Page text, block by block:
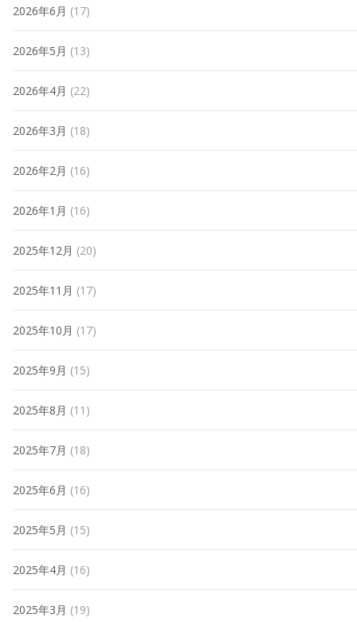
2026年6月 (17)
2026年5月 (13)
2026年4月 (22)
2026年3月 (18)
2026年2月 (16)
2026年1月 (16)
2025年12月 (20)
2025年11月 (17)
2025年10月 (17)
2025年9月 (15)
2025年8月 (11)
2025年7月 (18)
2025年6月 (16)
2025年5月 (15)
2025年4月 (16)
2025年3月 (19)